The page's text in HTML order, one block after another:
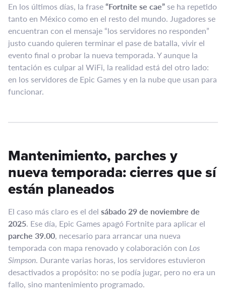
En los últimos días, la frase“Fortnite se cae” se ha repetido
tanto en México como en el resto del mundo. Jugadores se
encuentran con el mensaje “los servidores no responden”
justo cuando quieren terminar el pase de batalla, vivir el
evento final o probar la nueva temporada. Y aunque la
tentación es culpar al WiFi, la realidad está del otro lado:
en los servidores de Epic Games y en la nube que usan para
funcionar.
Mantenimiento, parches y
nueva temporada: cierres que sí
están planeados
El caso más claro es el del sábado 29 de noviembre de
2025. Ese día, Epic Games apagó Fortnite para aplicar el
parche 39.00, necesario para arrancar una nueva
temporada con mapa renovado y colaboración con Los
Simpson. Durante varias horas, los servidores estuvieron
desactivados a propósito: no se podía jugar, pero no era un
fallo, sino mantenimiento programado.